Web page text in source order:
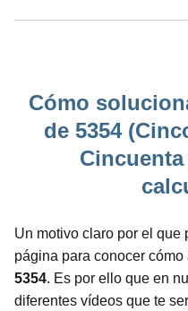
Cómo
de 5354
Un motivo claro por el que
página para conocer
5354. Es por ello que en
diferentes vídeos que te